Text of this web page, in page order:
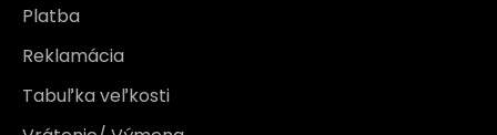
Platba
Reklamácia
Tabuľka veľkosti